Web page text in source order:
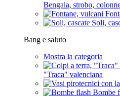
Bengala, strobo,
Soli,
Bang e saluto
Mostra la categoria
"Traca" valenciana
Bombe